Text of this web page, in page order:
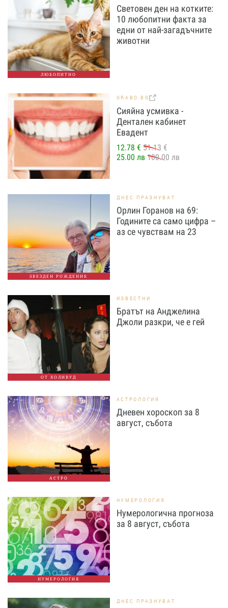
ЛЮБОПИТНО
Световен ден на котките:
10 любопитни факта за
едни от най-загадъчните
животни
GRABO.BG
Сияйна усмивка -
Дентален кабинет
Евадент
12.78 € 51.13 €
25.00 лв 100.00 лв
ЗВЕЗДЕН РОЖДЕНИК
ДНЕС ПРАЗНУВАТ
Орлин Горанов на 69:
Годините са само цифра –
аз се чувствам на 23
ОТ ХОЛИВУД
ИЗВЕСТНИ
Братът на Анджелина
Джоли разкри, че е гей
АСТРО
АСТРОЛОГИЯ
Дневен хороскоп за 8
август, събота
НУМЕРОЛОГИЯ
НУМЕРОЛОГИЯ
Нумерологична прогноза
за 8 август, събота
ДНЕС ПРАЗНУВАТ